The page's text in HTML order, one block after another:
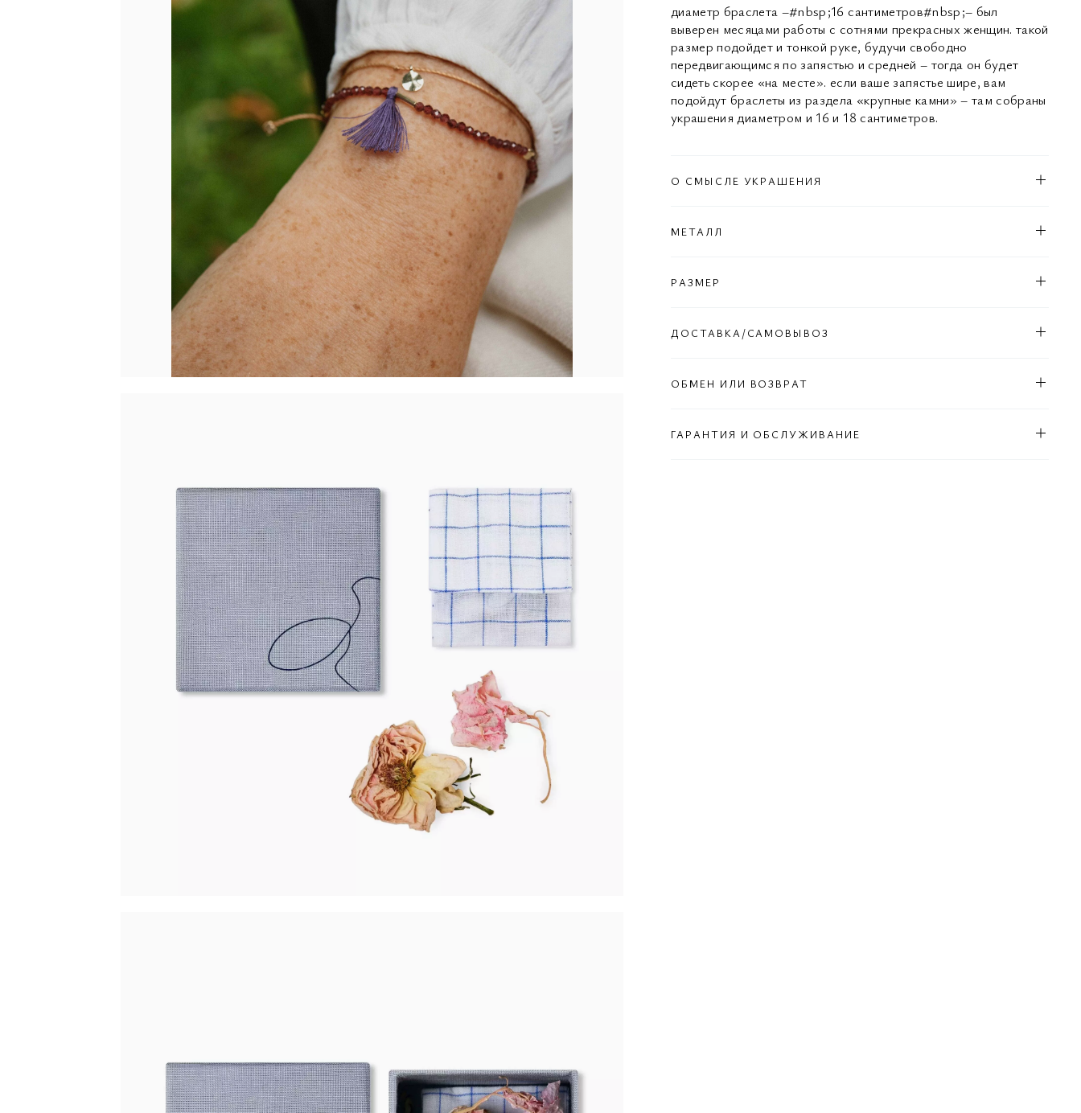
диаметр браслета –#nbsp;16 сантиметров#nbsp;– был
выверен месяцами работы с сотнями прекрасных женщин. такой
размер подойдет и тонкой руке, будучи свободно
передвигающимся по запястью и средней – тогда он будет
сидеть скорее «на месте». если ваше запястье шире, вам
подойдут браслеты из раздела «крупные камни» – там собраны
украшения диаметром и 16 и 18 сантиметров.
О СМЫСЛЕ УКРАШЕНИЯ
МЕТАЛЛ
РАЗМЕР
ДОСТАВКА/САМОВЫВОЗ
ОБМЕН ИЛИ ВОЗВРАТ
ГАРАНТИЯ И ОБСЛУЖИВАНИЕ